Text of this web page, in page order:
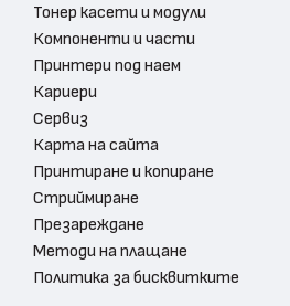
Тонер касети и модули
Компоненти и части
Принтери под наем
Кариери
Сервиз
Карта на сайта
Принтиране и копиране
Стриймиране
Презареждане
Методи на плащане
Политика за бисквитките